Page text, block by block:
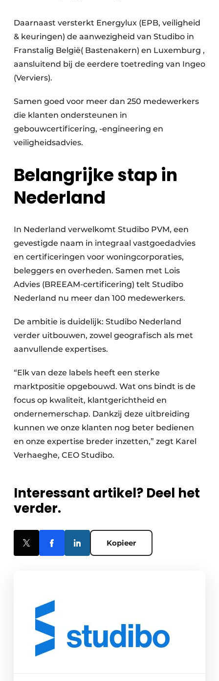
Daarnaast versterkt Energylux (EPB, veiligheid
& keuringen) de aanwezigheid van Studibo in
Franstalig België( Bastenakern) en Luxemburg ,
aansluitend bij de eerdere toetreding van Ingeo
(Verviers).
Samen goed voor meer dan 250 medewerkers
die klanten ondersteunen in
gebouwcertificering, -engineering en
veiligheidsadvies.
Belangrijke stap in
Nederland
In Nederland verwelkomt Studibo PVM, een
gevestigde naam in integraal vastgoedadvies
en certificeringen voor woningcorporaties,
beleggers en overheden. Samen met Lois
Advies (BREEAM-certificering) telt Studibo
Nederland nu meer dan 100 medewerkers.
De ambitie is duidelijk: Studibo Nederland
verder uitbouwen, zowel geografisch als met
aanvullende expertises.
“Elk van deze labels heeft een sterke
marktpositie opgebouwd. Wat ons bindt is de
focus op kwaliteit, klantgerichtheid en
ondernemerschap. Dankzij deze uitbreiding
kunnen we onze klanten nog beter bedienen
en onze expertise breder inzetten,” zegt Karel
Verhaeghe, CEO Studibo.
Interessant artikel? Deel het
verder.
Kopieer